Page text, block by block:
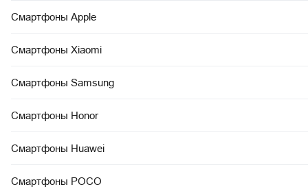
Смартфоны Apple
Смартфоны Xiaomi
Смартфоны Samsung
Смартфоны Honor
Смартфоны Huawei
Смартфоны POCO